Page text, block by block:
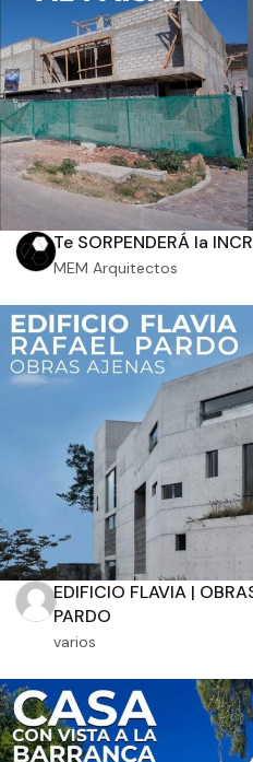
Te SORPENDERÁ la
MEM Arquitectos
EDIFICIO FLAVIA |
PARDO
varios
Filtros
Tipo de obra
Recamaras
Orientación solar
Dimensiones
m2 de construcción